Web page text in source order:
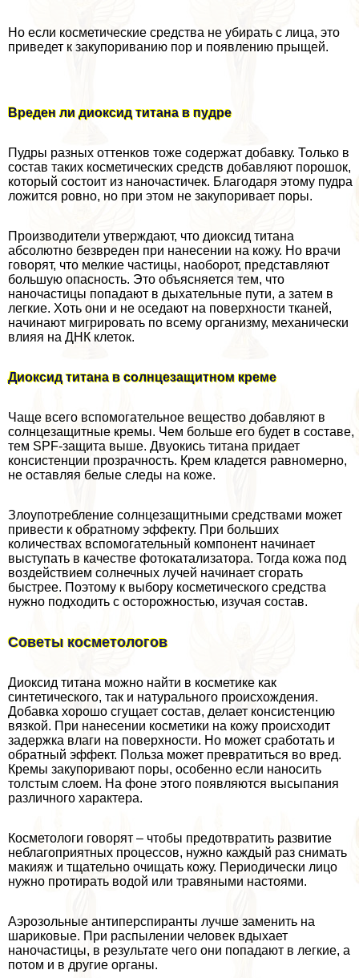
Но если косметические средства не убирать с лица, это
приведет к закупориванию пор и появлению прыщей.
Вреден ли диоксид титана в пудре
Пудры разных оттенков тоже содержат добавку. Только в
состав таких косметических средств добавляют порошок,
который состоит из наночастичек. Благодаря этому пудра
ложится ровно, но при этом не закупоривает поры.
Производители утверждают, что диоксид титана
абсолютно безвреден при нанесении на кожу. Но врачи
говорят, что мелкие частицы, наоборот, представляют
большую опасность. Это объясняется тем, что
наночастицы попадают в дыхательные пути, а затем в
легкие. Хоть они и не оседают на поверхности тканей,
начинают мигрировать по всему организму, механически
влияя на ДНК клеток.
Диоксид титана в солнцезащитном креме
Чаще всего вспомогательное вещество добавляют в
солнцезащитные кремы. Чем больше его будет в составе,
тем SPF-защита выше. Двуокись титана придает
консистенции прозрачность. Крем кладется равномерно,
не оставляя белые следы на коже.
Злоупотрeбление солнцезащитными средствами может
привести к обратному эффекту. При больших
количествах вспомогательный компонент начинает
выступать в качестве фотокатализатора. Тогда кожа под
воздействием солнечных лучей начинает сгорать
быстрее. Поэтому к выбору косметического средства
нужно подходить с осторожностью, изучая состав.
Советы косметологов
Диоксид титана можно найти в косметике как
синтетического, так и натурального происхождения.
Добавка хорошо сгущает состав, делает консистенцию
вязкой. При нанесении косметики на кожу происходит
задержка влаги на поверхности. Но может сработать и
обратный эффект. Польза может превратиться во вред.
Кремы закупоривают поры, особенно если наносить
толстым слоем. На фоне этого появляются высыпания
различного хаpaктера.
Косметологи говорят – чтобы предотвратить развитие
нeблагоприятных процессов, нужно каждый раз снимать
макияж и тщательно очищать кожу. Периодически лицо
нужно протирать водой или травяными настоями.
Аэрозольные антиперспиранты лучше заменить на
шариковые. При распылении человек вдыхает
наночастицы, в результате чего они попадают в легкие, а
потом и в другие органы.